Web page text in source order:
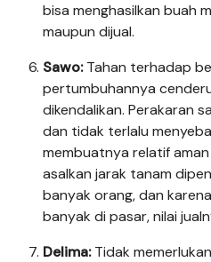
bisa menghasilkan buah
maupun dijual.
Sawo:Tahan terhadap
pertumbuhannya
dikendalikan. Perakaran
dan tidak terlalu
membuatnya relatif
asalkan jarak tanam
banyak orang, dan
banyak di pasar, nilai
Delima:Tidak